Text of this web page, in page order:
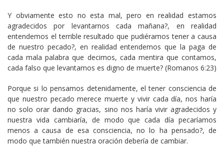
Y obviamente esto no esta mal, pero en realidad estamos
agradecidos por levantarnos cada mañana?, en realidad
entendemos el terrible resultado que pudiéramos tener a causa
de nuestro pecado?, en realidad entendemos que la paga de
cada mala palabra que decimos, cada mentira que contamos,
cada falso que levantamos es digno de muerte? (Romanos 6:23)
Porque si lo pensamos detenidamente, el tener consciencia de
que nuestro pecado merece muerte y vivir cada día, nos haría
no solo orar dando gracias, sino nos haría vivir agradecidos y
nuestra vida cambiaría, de modo que cada día pecaríamos
menos a causa de esa consciencia, no lo ha pensado?, de
modo que también nuestra oración debería de cambiar.